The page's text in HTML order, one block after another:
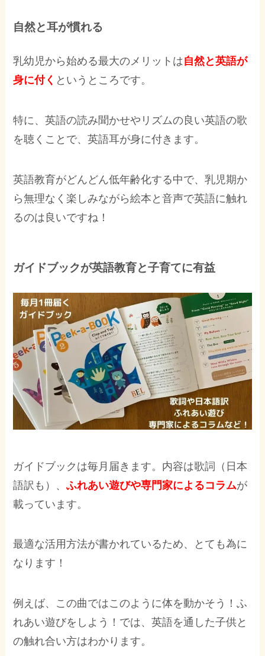
自然と耳が慣れる
乳幼児から始める最大のメリットは自然と英語が
身に付く というところです。
特に、英語の読み聞かせやリズムの良い英語の歌
を聴くことで、英語耳が身に付きます。
英語教育がどんどん低年齢化する中で、乳児期か
ら無理なく楽しみながら絵本と音声で英語に触れ
るのは良いですね！
ガイドブックが英語教育と子育てに有益
ガイドブックは毎月届きます。内容は歌詞（日本
語訳も）、ふれあい遊びや専門家によるコラムが
載っています。
最適な活用方法が書かれているため、とても為に
なります！
例えば、この曲ではこのように体を動かそう！ふ
れあい遊びをしよう！では、英語を通した子供と
の触れ合い方はわかります。